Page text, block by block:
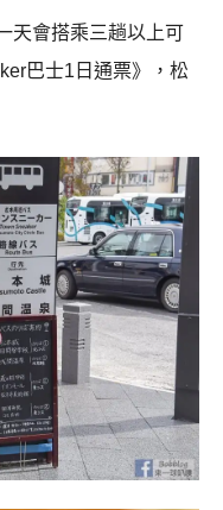
天會搭乘三趟以上可
巴士1日通票》，松